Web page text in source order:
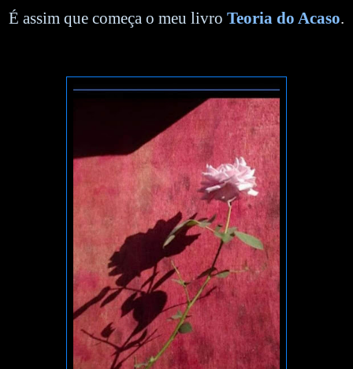
É assim que começa o meu livro Teoria do Acaso.